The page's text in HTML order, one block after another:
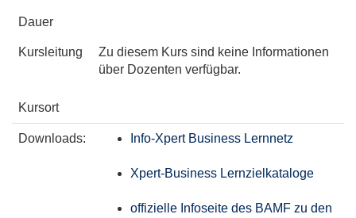
Dauer
Kursleitung
Zu diesem Kurs sind keine Informationen
über Dozenten verfügbar.
Kursort
Downloads: Info-Xpert Business Lernnetz
Xpert-Business Lernzielkataloge
offizielle Infoseite des BAMF zu den